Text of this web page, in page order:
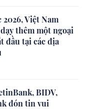
2026, Việt Nam
thêm một ngoại
đầu tại các địa
BIDV,
đón tin vui